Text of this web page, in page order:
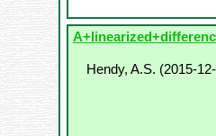
Hendy, A.S. (2015-